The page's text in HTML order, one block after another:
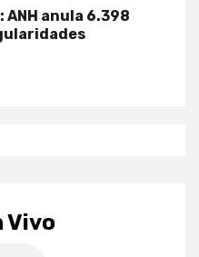
anula 6.398
Vivo